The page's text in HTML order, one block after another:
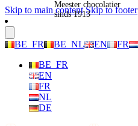
Skip to main content Skip to footer
BE_FR BE_NL EN FR
BE_FR
EN
FR
NL
DE
Meester chocolatier
sinds 1913